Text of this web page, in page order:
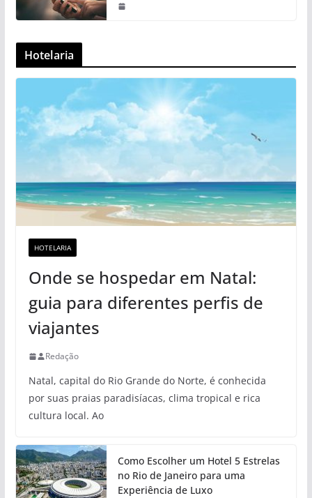
Hotelaria
HOTELARIA
Onde se hospedar em Natal:
guia para diferentes perfis de
viajantes
Redação
Natal, capital do Rio Grande do Norte, é conhecida
por suas praias paradisíacas, clima tropical e rica
cultura local. Ao
Como Escolher um Hotel 5 Estrelas
no Rio de Janeiro para uma
Experiência de Luxo